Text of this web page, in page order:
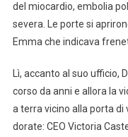
del miocardio, embolia
severa. Le porte si
Emma che indicava
Lì, accanto al suo ufficio,
corso da anni e allora la
a terra vicino alla porta
dorate: CEO Victoria